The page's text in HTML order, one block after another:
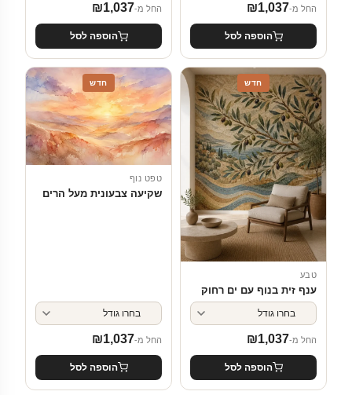
החל מ- ₪1,037
הוספה לסל
החל מ- ₪1,037
הוספה לסל
חדש
טבע
ענף זית בנוף עם ים רחוק
החל מ- ₪1,037
הוספה לסל
חדש
טפט נוף
שקיעה צבעונית מעל הרים
החל מ- ₪1,037
הוספה לסל